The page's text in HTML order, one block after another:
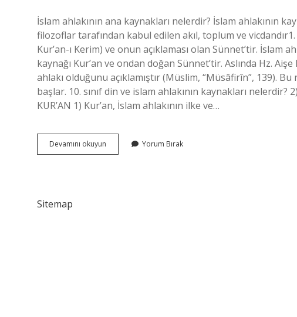
İslam ahlakının ana kaynakları nelerdir? İslam ahlakının
filozoflar tarafından kabul edilen akıl, toplum ve
Kur’an-ı Kerim) ve onun açıklaması olan Sünnet’tir. İslam
kaynağı Kur’an ve ondan doğan Sünnet’tir. Aslında Hz.
ahlakı olduğunu açıklamıştır (Müslim, “Müsâfirîn”, 139).
başlar. 10. sınıf din ve islam ahlakının kaynakları nelerdir?
KUR’AN 1) Kur’an, İslam ahlakının ilke ve…
Devamını okuyun Aşağıdakilerden
Hangisi
Yorum Bırak
Sitemap